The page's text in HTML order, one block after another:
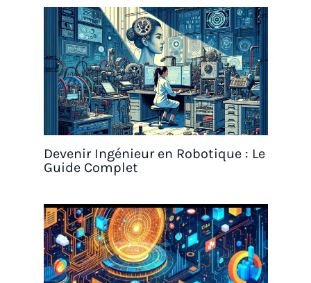
Devenir Ingénieur en Robotique : Le
Guide Complet